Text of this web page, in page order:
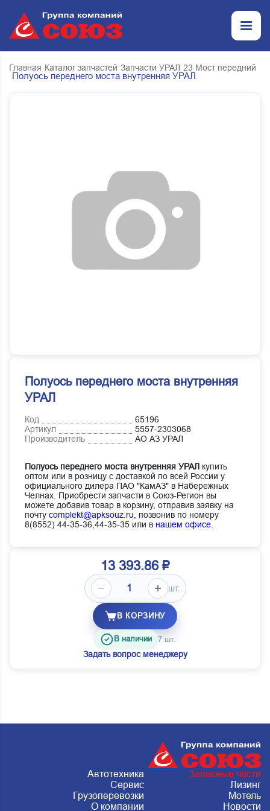
Главная Каталог запчастей Запчасти УРАЛ 23 Мост передний
Полуось переднего моста внутренняя УРАЛ
Полуось переднего моста внутренняя
УРАЛ
Код
65196
Артикул
5557-2303068
Производитель
АО АЗ УРАЛ
Полуось переднего моста внутренняя УРАЛ купить
оптом или в розницу с доставкой по всей России у
официального дилера ПАО "КамАЗ" в Набережных
Челнах. Приобрести запчасти в Союз-Регион вы
можете добавив товар в корзину, отправив заявку на
почту complekt@apksouz.ru,
позвонив по номеру
8(8552) 44-35-36,44-35-35 или в нашем офисе
13 393.86 ₽
шт.
В КОРЗИНУ
В наличии 7 шт.
Задать вопрос менеджеру
Автотехника
Запасные части
Сервис
Лизинг
Грузоперевозки
Мотель
О компании
Новости